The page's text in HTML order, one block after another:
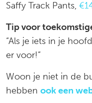
Saffy Track Pants,
Tip voor
“Als je iets in je
er voor!”
Woon je niet in de
hebben ook een